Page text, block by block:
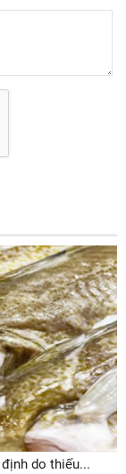
do thiếu...